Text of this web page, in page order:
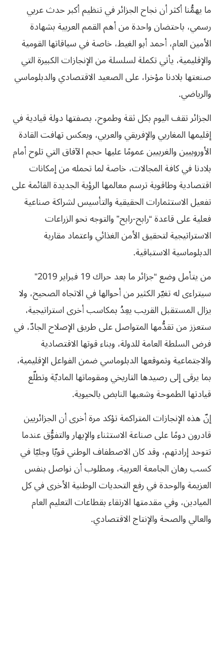
ما يهمُّنا أكثر أن نجاح الجزائر في تنظيم أكبر حدث عربي
رسمي، باحتضان واحدة من أهم القمم العربية بشهادة
الأمين العام، أحمد أبو الغيط، خاصة في سياقاتها القومية
والإقليمية، يأتي تكملة لسلسلة من الإنجازات الكبيرة التي
صنعتها بلادنا مؤخرا، على الصعيد الاقتصادي والدبلوماسي
والرياضي.
الجزائر تقف اليوم بكل ثقة وطموح، بصفتها دولة قيادية في
إقليمها المغاربي والإفريقي والعربي، ويعكس تهافت القادة
الأوروبيين والغربيين عمومًا عليها حجم الآفاق التي تلوح أمام
بلادنا في كافة المجالات، خاصة لما تحمله من إمكانات
اقتصادية وطاقوية ترسم معالمها الرؤية الجديدة القائمة على
تفعيل الاستثمارات الحقيقية والتأسيس لشراكة صناعية
فعلية على قاعدة “رابح-رابح” والتوجه نحو الزراعات
الاستراتيجية لتحقيق الأمن الغذائي واعتماد مقاربة
الدبلوماسية الاستباقية.
من يتأمل وضع “جزائر ما بعد حراك 19 فبراير 2019”
سيتراءى له تغيّر الكثير من أحوالها في الاتجاه الصحيح، ولا
يزال المستقبل القريب يعِدُ بمكاسب أخرى استراتيجية،
ستعزز من تقدُّمها المتواصل على طريق الإصلاح الجادّ، في
فرض السلطة العامة للدولة، وبناء قوتها الاقتصادية
والاجتماعية وتموقعها الدبلوماسي ضمن الفواعل الإقليمية،
بما يرقى إلى رصيدها التاريخي ومقوماتها الماديّة وتطلّع
قيادتها الطموحة وشعبها النابض بالحيوية.
إنّ هذه الإنجازات المتراكمة تؤكد مرة أخرى أن الجزائريين
قادرون دومًا على صناعة الاستثناء والإبهار والتفوُّق عندما
تتوحد إرادتهم، وقد كان الاصطفاف الوطني قويّا وجليّا في
كسب رهان الجامعة العربية، ومطلوب أن نواصل بنفس
العزيمة والوحدة في رفع التحديات الوطنية الأخرى في كل
الميادين، وفي مقدمتها الارتقاء بقطاعات التعليم العام
والعالي والصحة والإنتاج الاقتصادي.